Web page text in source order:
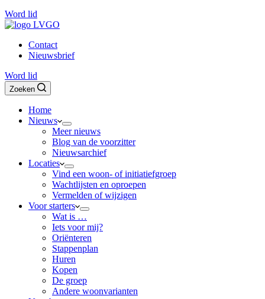
Word lid
Contact
Nieuwsbrief
Word lid
Zoeken
Home
Nieuws
Meer nieuws
Blog van de voorzitter
Nieuwsarchief
Locaties
Vind een woon- of initiatiefgroep
Wachtlijsten en oproepen
Vermelden of wijzigen
Voor starters
Wat is …
Iets voor mij?
Oriënteren
Stappenplan
Huren
Kopen
De groep
Andere woonvarianten